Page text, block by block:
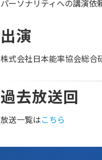
パーソナリティへの講演依
出演
株式会社日本能率協会総合
過去放送回
放送一覧はこちら